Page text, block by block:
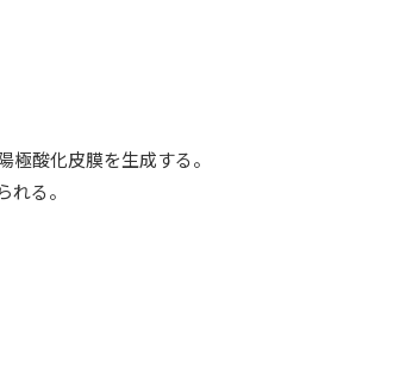
酸化皮膜を生成する。
る。